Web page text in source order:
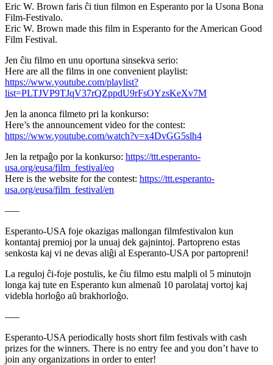
Eric W. Brown faris ĉi tiun filmon en Esperanto por la Usona Bona
Film-Festivalo.
Eric W. Brown made this film in Esperanto for the American Good
Film Festival.
Jen ĉiu filmo en unu oportuna sinsekva serio:
Here are all the films in one convenient playlist:
https://www.youtube.com/playlist?
list=PLTJVP9TJqV37rQZppdU9rFsOYzsKeXv7M
Jen la anonca filmeto pri la konkurso:
Here’s the announcement video for the contest:
https://www.youtube.com/watch?v=x4DvGG5slh4
Jen la retpaĝo por la konkurso: https://ttt.esperanto-
usa.org/eusa/film_festival/eo
Here is the website for the contest: https://ttt.esperanto-
usa.org/eusa/film_festival/en
–––
Esperanto-USA foje okazigas mallongan filmfestivalon kun
kontantaj premioj por la unuaj dek gajnintoj. Partopreno estas
senkosta kaj vi ne devas aliĝi al Esperanto-USA por partopreni!
La reguloj ĉi-foje postulis, ke ĉiu filmo estu malpli ol 5 minutojn
longa kaj tute en Esperanto kun almenaŭ 10 parolataj vortoj kaj
videbla horloĝo aŭ brakhorloĝo.
–––
Esperanto-USA periodically hosts short film festivals with cash
prizes for the winners. There is no entry fee and you don’t have to
join any organizations in order to enter!